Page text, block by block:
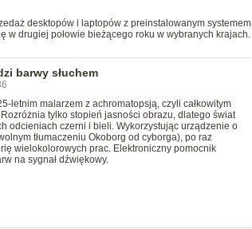
desktopów i laptopów z preinstalowanym systemem
w drugiej połowie bieżącego roku w wybranych krajach.
barwy słuchem
letnim malarzem z achromatopsją, czyli całkowitym
tylko stopień jasności obrazu, dlatego świat
odcieniach czerni i bieli. Wykorzystując urządzenie o
tłumaczeniu Okoborg od cyborga), po raz
wielokolorowych prac. Elektroniczny pomocnik
na sygnał dźwiękowy.